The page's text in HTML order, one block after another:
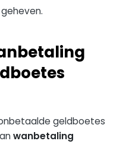
geldboetes
wanbetaling